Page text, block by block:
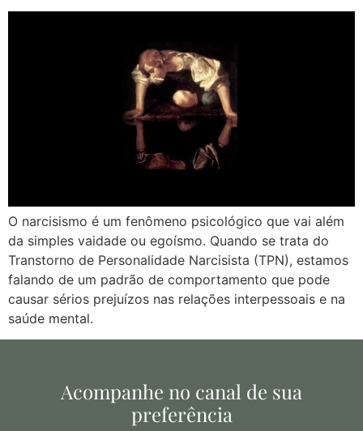
O narcisismo é um fenômeno psicológico que vai além
da simples vaidade ou egoísmo. Quando se trata do
Transtorno de Personalidade Narcisista (TPN), estamos
falando de um padrão de comportamento que pode
causar sérios prejuízos nas relações interpessoais e na
saúde mental.
Acompanhe no canal de sua
preferência